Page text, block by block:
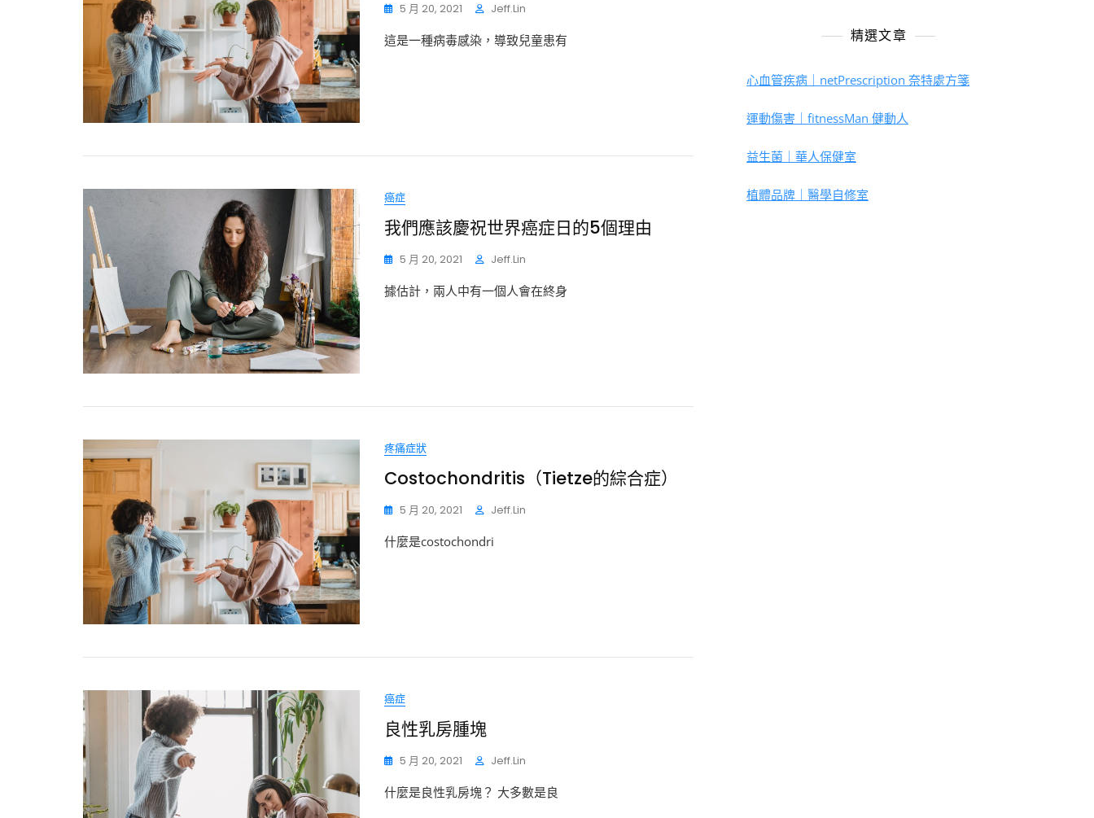
5 月 20, 2021 Jeff.lin
這是一種病毒感染，導致兒童患有
癌症
我們應該慶祝世界癌症日的5個理由
5 月 20, 2021 Jeff.lin
據估計，兩人中有一個人會在終身
疼痛症狀
Costochondritis（Tietze的綜合症）
5 月 20, 2021 Jeff.lin
什麼是costochondri
癌症
良性乳房腫塊
5 月 20, 2021 Jeff.lin
什麼是良性乳房塊？ 大多數是良
精選文章
心血管疾病｜netPrescription 奈特處方箋
運動傷害｜fitnessMan 健動人
益生菌｜華人保健室
植體品牌｜醫學自修室